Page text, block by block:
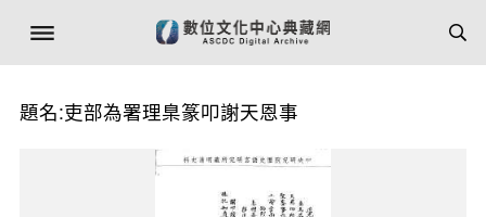
題名:吏部為署理臬篆叩謝天恩事